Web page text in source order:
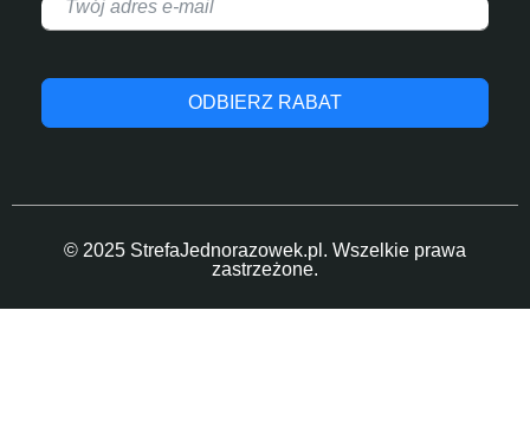
ODBIERZ RABAT
© 2025 StrefaJednorazowek.pl. Wszelkie prawa
zastrzeżone.